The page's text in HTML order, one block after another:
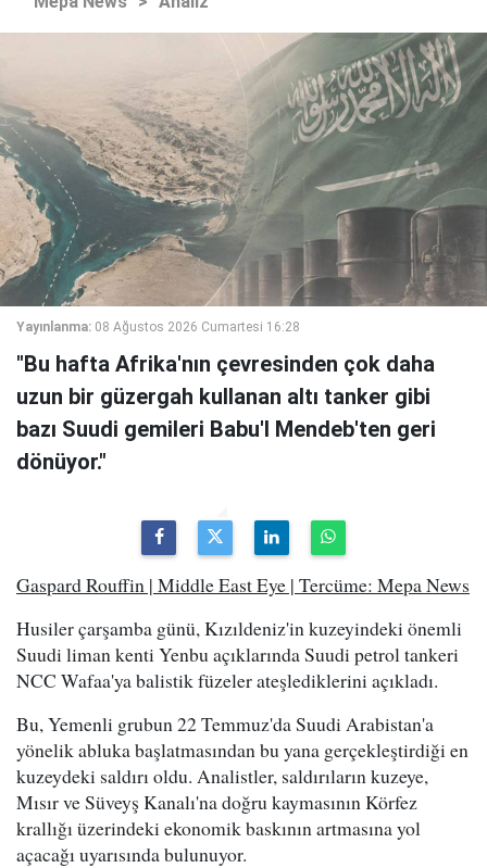
Yayınlanma: 08 Ağustos 2026 Cumartesi 16:28
"Bu hafta Afrika'nın çevresinden çok daha
uzun bir güzergah kullanan altı tanker gibi
bazı Suudi gemileri Babu'l Mendeb'ten geri
dönüyor."
Gaspard Rouffin | Middle East Eye | Tercüme: Mepa News
Husiler çarşamba günü, Kızıldeniz'in kuzeyindeki önemli
Suudi liman kenti Yenbu açıklarında Suudi petrol tankeri
NCC Wafaa'ya balistik füzeler ateşlediklerini açıkladı.
Bu, Yemenli grubun 22 Temmuz'da Suudi Arabistan'a
yönelik abluka başlatmasından bu yana gerçekleştirdiği en
kuzeydeki saldırı oldu. Analistler, saldırıların kuzeye,
Mısır ve Süveyş Kanalı'na doğru kaymasının Körfez
krallığı üzerindeki ekonomik baskının artmasına yol
açacağı uyarısında bulunuyor.